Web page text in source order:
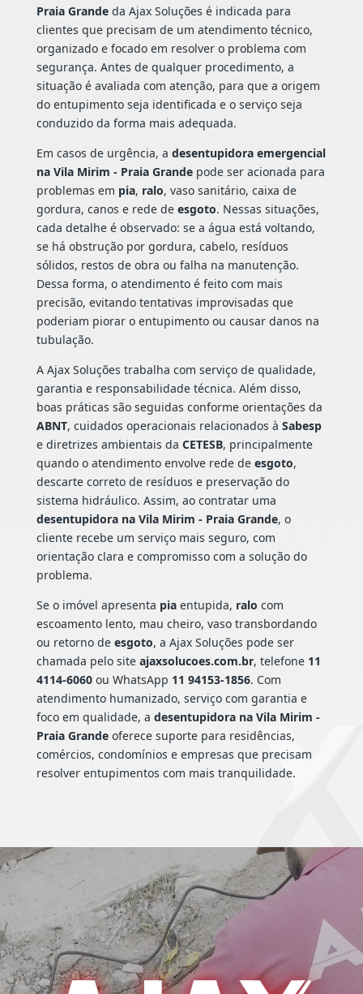
Praia Grandeda Ajax Soluções é indicada para
clientes que precisam de um atendimento técnico,
organizado e focado em resolver o problema com
segurança. Antes de qualquer procedimento, a
situação é avaliada com atenção, para que a origem
do entupimento seja identificada e o serviço seja
conduzido da forma mais adequada.
Em casos de urgência, a desentupidora emergencial
na Vila Mirim - Praia Grandepode ser acionada para
problemas em pia, ralo, vaso sanitário, caixa de
gordura, canos e rede de esgoto. Nessas situações,
cada detalhe é observado: se a água está voltando,
se há obstrução por gordura, cabelo, resíduos
sólidos, restos de obra ou falha na manutenção.
Dessa forma, o atendimento é feito com mais
precisão, evitando tentativas improvisadas que
poderiam piorar o entupimento ou causar danos na
tubulação.
A Ajax Soluções trabalha com serviço de qualidade,
garantia e responsabilidade técnica. Além disso,
boas práticas são seguidas conforme orientações da
ABNT, cuidados operacionais relacionados à Sabesp
e diretrizes ambientais da CETESB, principalmente
quando o atendimento envolve rede de esgoto,
descarte correto de resíduos e preservação do
sistema hidráulico. Assim, ao contratar uma
desentupidora na Vila Mirim - Praia Grande, o
cliente recebe um serviço mais seguro, com
orientação clara e compromisso com a solução do
problema.
Se o imóvel apresenta piaentupida, ralo com
escoamento lento, mau cheiro, vaso transbordando
ou retorno de esgoto, a Ajax Soluções pode ser
chamada pelo site ajaxsolucoes.com.br, telefone 11
4114-6060ou WhatsApp 11 94153-1856. Com
atendimento humanizado, serviço com garantia e
foco em qualidade, a desentupidora na Vila Mirim -
Praia Grandeoferece suporte para residências,
comércios, condomínios e empresas que precisam
resolver entupimentos com mais tranquilidade.